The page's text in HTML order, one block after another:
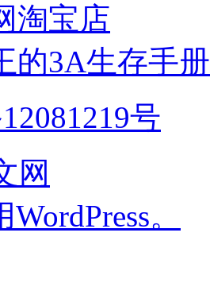
淘宝店
的3A生存手册
号
网
。